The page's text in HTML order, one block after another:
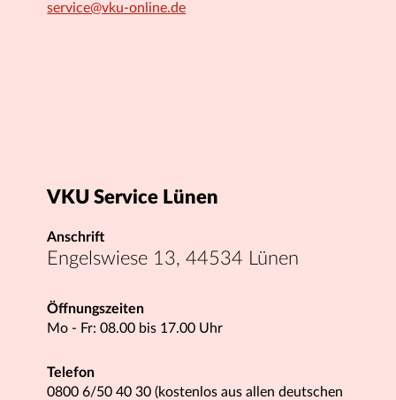
service@vku-online.de
VKU Service Lünen
Anschrift
Engelswiese 13, 44534 Lünen
Öffnungszeiten
Mo - Fr: 08.00 bis 17.00 Uhr
Telefon
0800 6/50 40 30 (kostenlos aus allen deutschen